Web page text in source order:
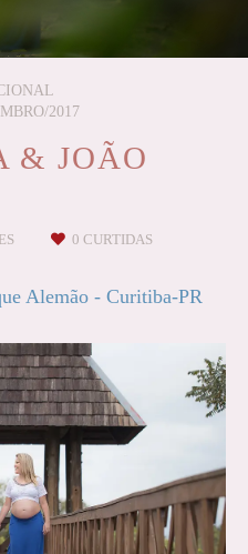
2017
& JOÃO
0 CURTIDAS
Alemão - Curitiba-PR